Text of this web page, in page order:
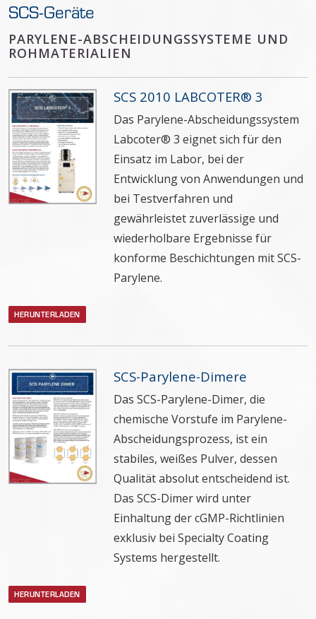
SCS-Geräte
PARYLENE-ABSCHEIDUNGSSYSTEME UND
ROHMATERIALIEN
SCS 2010 LABCOTER® 3
Das Parylene-Abscheidungssystem
Labcoter® 3 eignet sich für den
Einsatz im Labor, bei der
Entwicklung von Anwendungen und
bei Testverfahren und
gewährleistet zuverlässige und
wiederholbare Ergebnisse für
konforme Beschichtungen mit SCS-
Parylene.
HERUNTERLADEN
SCS-Parylene-Dimere
Das SCS-Parylene-Dimer, die
chemische Vorstufe im Parylene-
Abscheidungsprozess, ist ein
stabiles, weißes Pulver, dessen
Qualität absolut entscheidend ist.
Das SCS-Dimer wird unter
Einhaltung der cGMP-Richtlinien
exklusiv bei Specialty Coating
Systems hergestellt.
HERUNTERLADEN